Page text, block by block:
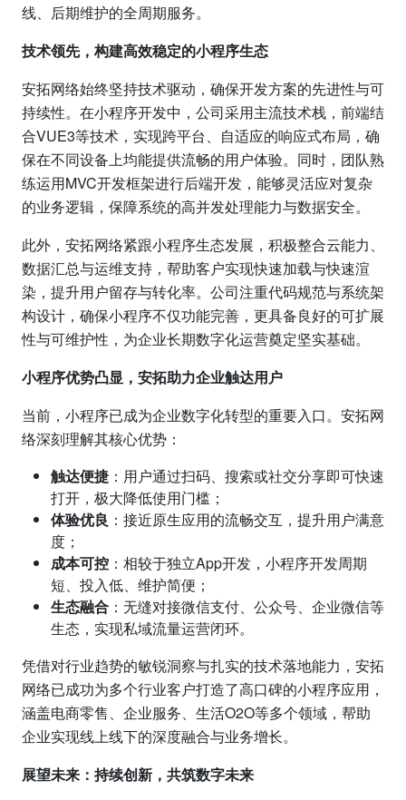
线、后期维护的全周期服务。
技术领先，构建高效稳定的小程序生态
安拓网络始终坚持技术驱动，确保开发方案的先进性与可
持续性。在小程序开发中，公司采用主流技术栈，前端结
合VUE3等技术，实现跨平台、自适应的响应式布局，确
保在不同设备上均能提供流畅的用户体验。同时，团队熟
练运用MVC开发框架进行后端开发，能够灵活应对复杂
的业务逻辑，保障系统的高并发处理能力与数据安全。
此外，安拓网络紧跟小程序生态发展，积极整合云能力、
数据汇总与运维支持，帮助客户实现快速加载与快速渲
染，提升用户留存与转化率。公司注重代码规范与系统架
构设计，确保小程序不仅功能完善，更具备良好的可扩展
性与可维护性，为企业长期数字化运营奠定坚实基础。
小程序优势凸显，安拓助力企业触达用户
当前，小程序已成为企业数字化转型的重要入口。安拓网
络深刻理解其核心优势：
触达便捷 ：用户通过扫码、搜索或社交分享即可快速
打开，极大降低使用门槛；
体验优良 ：接近原生应用的流畅交互，提升用户满意
度；
成本可控 ：相较于独立App开发，小程序开发周期
短、投入低、维护简便；
生态融合 ：无缝对接微信支付、公众号、企业微信等
生态，实现私域流量运营闭环。
凭借对行业趋势的敏锐洞察与扎实的技术落地能力，安拓
网络已成功为多个行业客户打造了高口碑的小程序应用，
涵盖电商零售、企业服务、生活O2O等多个领域，帮助
企业实现线上线下的深度融合与业务增长。
展望未来：持续创新，共筑数字未来